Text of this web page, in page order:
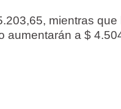
mientras que
aumentarán a $